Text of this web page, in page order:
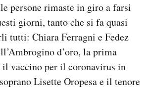
persone rimaste in giro a farsi
giorni, tanto che si fa quasi
tutti: Chiara Ferragni e Fedez
d’oro, la prima
il vaccino per il coronavirus in
Lisette Oropesa e il tenore